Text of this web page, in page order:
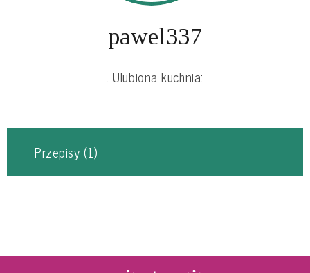
pawel337
. Ulubiona kuchnia:
Przepisy (1)